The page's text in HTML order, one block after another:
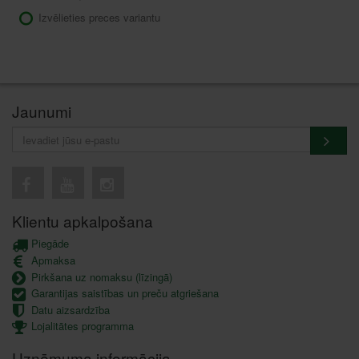
Izvēlieties preces variantu
Jaunumi
Klientu apkalpošana
Piegāde
Apmaksa
Pirkšana uz nomaksu (līzingā)
Garantijas saistības un preču atgriešana
Datu aizsardzība
Lojalitātes programma